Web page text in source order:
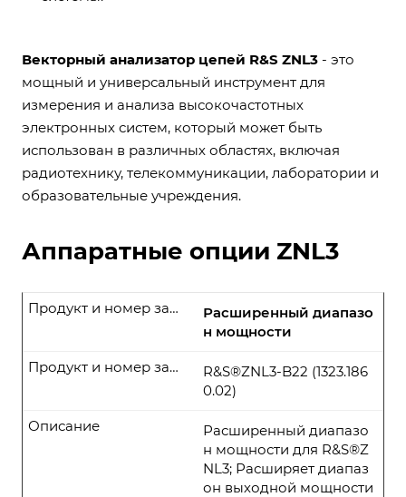
Векторный анализатор цепей R&S ZNL3 - это
мощный и универсальный инструмент для
измерения и анализа высокочастотных
электронных систем, который может быть
использован в различных областях, включая
радиотехнику, телекоммуникации, лаборатории и
образовательные учреждения.
Аппаратные опции ZNL3
Расширенный диапазо
н мощности
Продукт и номер заказа
R&S®ZNL3-B22 (1323.186
0.02)
Продукт и номер заказа
Расширенный диапазо
н мощности для R&S®Z
NL3; Расширяет диапаз
он выходной мощности
Описание